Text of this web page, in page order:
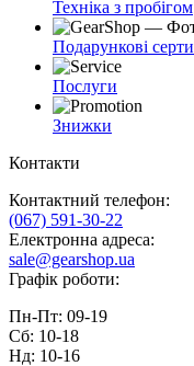
Техніка з пробігом
Подарункові
Послуги
Знижки
Контакти
Контактний телефон:
(067) 591-30-22
Електронна адреса:
sale@gearshop.ua
Графік роботи:
Пн-Пт: 09-19
Сб: 10-18
Нд: 10-16